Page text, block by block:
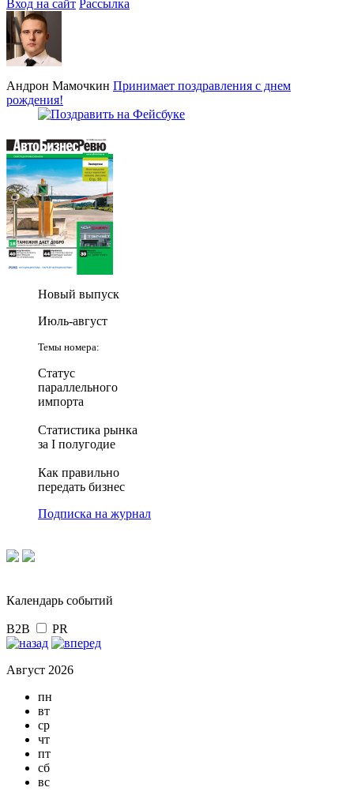
Вход на сайт Рассылка
Андрон Мамочкин Принимает поздравления с днем
рождения!
Новый выпуск
Июль-август
Темы номера:
Статус
параллельного
импорта
Статистика рынка
за I полугодие
Как правильно
передать бизнес
Подписка на журнал
Календарь событий
B2B PR
Август 2026
пн
вт
ср
чт
пт
сб
вс